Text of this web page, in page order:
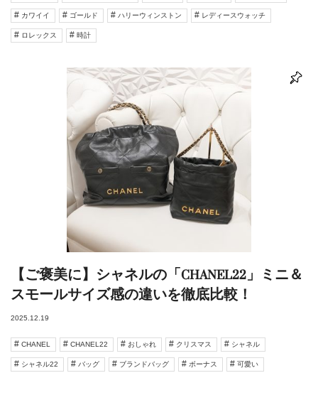
カワイイ ゴールド ハリーウィンストン レディースウォッチ
ロレックス 時計
【ご褒美に】シャネルの「CHANEL22」ミニ＆
スモールサイズ感の違いを徹底比較！
2025.12.19
CHANEL CHANEL22 おしゃれ クリスマス シャネル
シャネル22 バッグ ブランドバッグ ボーナス 可愛い